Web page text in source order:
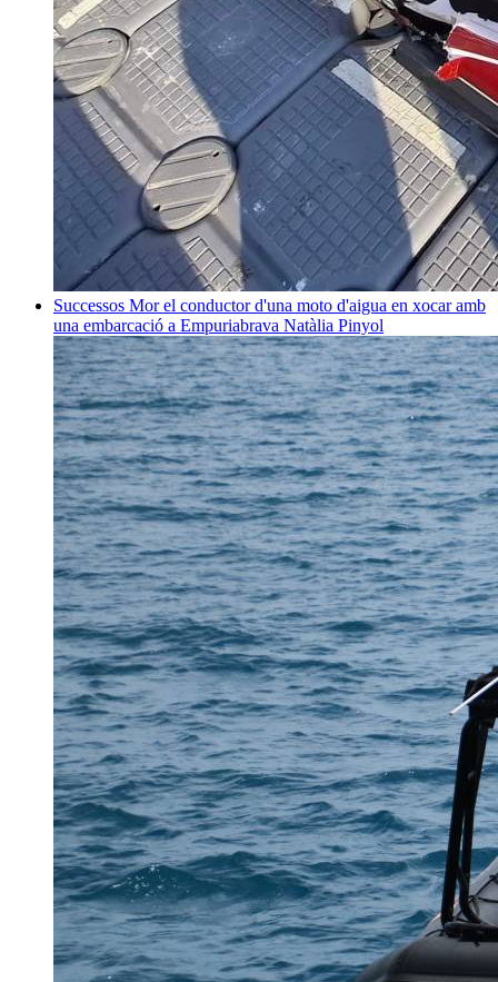
Successos Mor el conductor d'una moto d'aigua en xocar amb
una embarcació a Empuriabrava Natàlia Pinyol